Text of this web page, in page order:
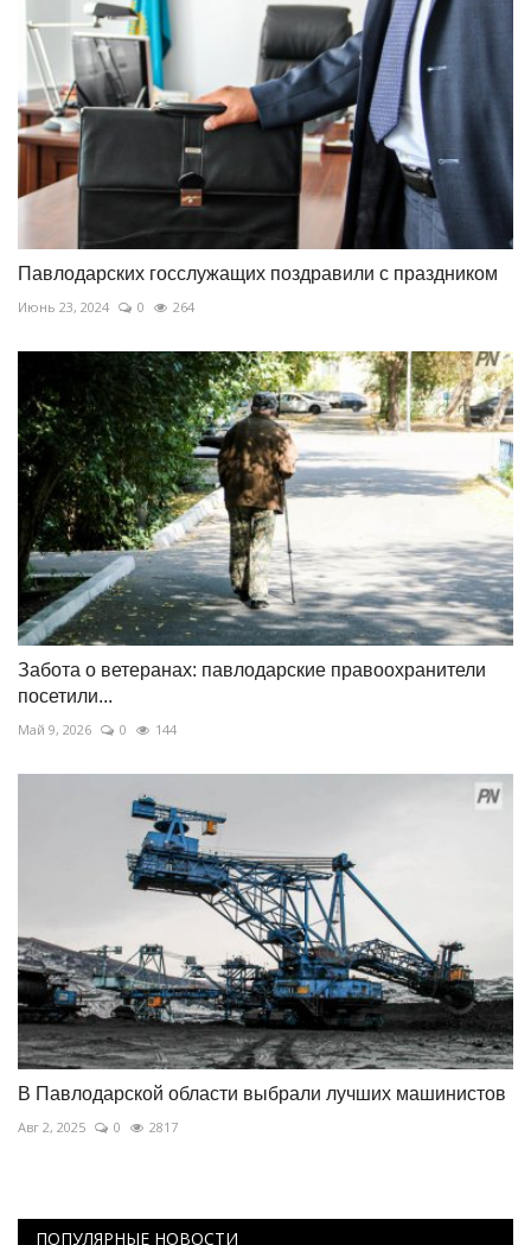
Павлодарских госслужащих поздравили с праздником
Июнь 23, 2024 0 264
Забота о ветеранах: павлодарские правоохранители
посетили...
Май 9, 2026 0 144
В Павлодарской области выбрали лучших машинистов
Авг 2, 2025 0 2817
ПОПУЛЯРНЫЕ НОВОСТИ